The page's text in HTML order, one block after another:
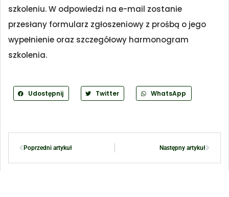
szkoleniu. W odpowiedzi na e-mail zostanie
przesłany formularz zgłoszeniowy z prośbą o jego
wypełnienie oraz szczegółowy harmonogram
szkolenia.
Udostępnij Twitter WhatsApp
Poprzedni artykuł Następny artykuł